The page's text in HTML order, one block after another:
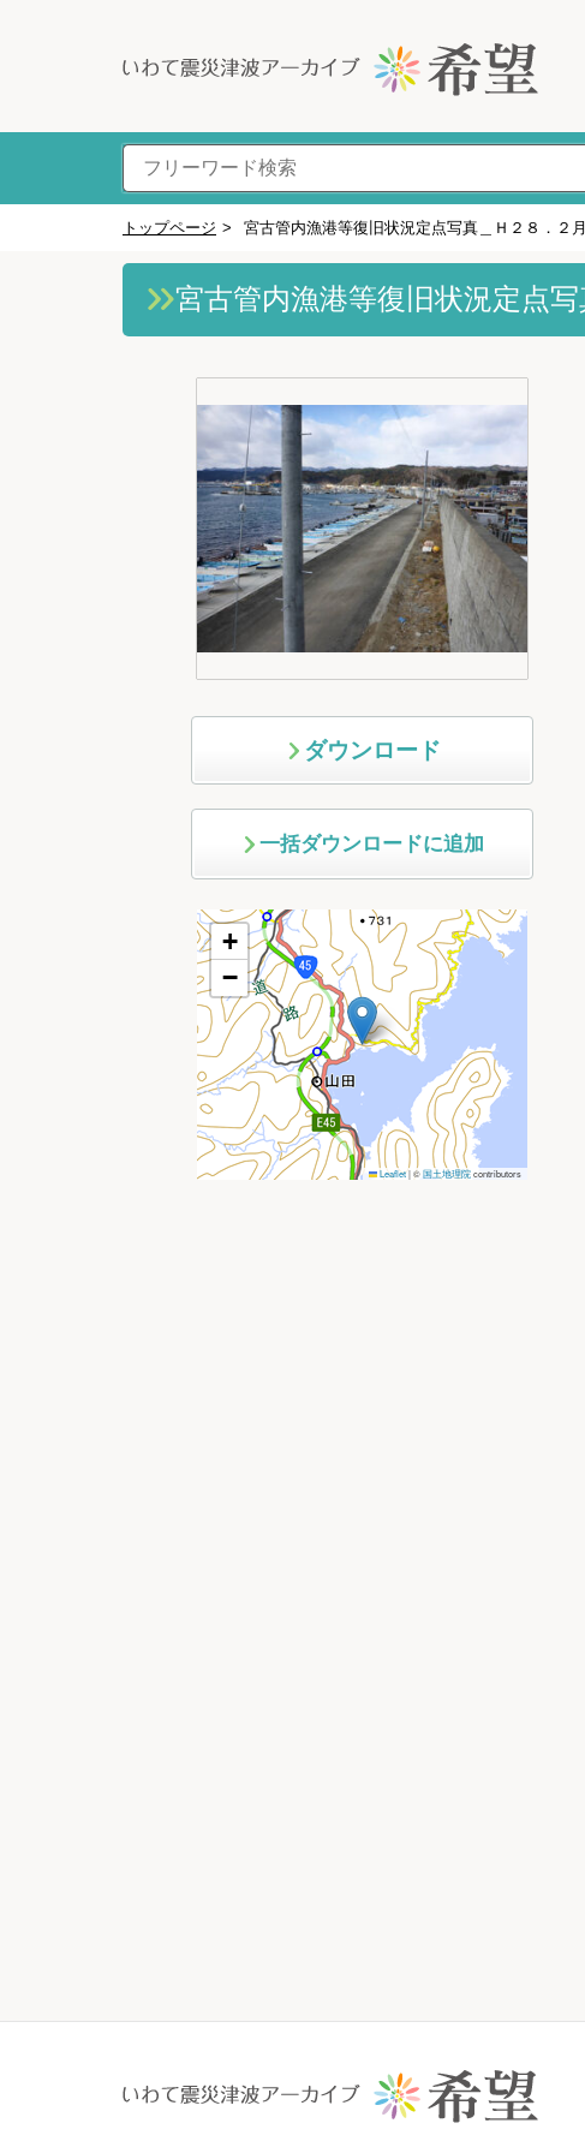
トップページ > 宮古管内漁港等復旧状況定点写真＿Ｈ２８．２
宮古管内漁港等復旧状況定点
ダウンロード
一括ダウンロードに追加
+
−
Leaflet|©国土地理院contributors